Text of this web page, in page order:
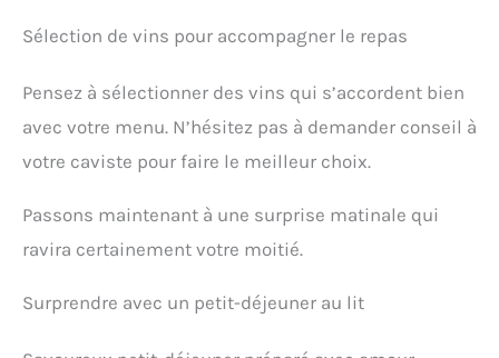
Sélection de vins pour accompagner le repas
Pensez à sélectionner des vins qui s’accordent bien
avec votre menu. N’hésitez pas à demander conseil à
votre caviste pour faire le meilleur choix.
Passons maintenant à une surprise matinale qui
ravira certainement votre moitié.
Surprendre avec un petit-déjeuner au lit